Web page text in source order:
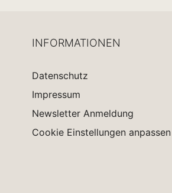
INFORMATIONEN
Datenschutz
Impressum
Newsletter Anmeldung
Cookie Einstellungen anpassen